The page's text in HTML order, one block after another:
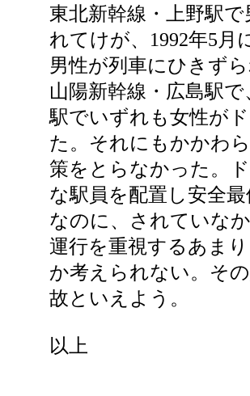
東北新幹線・上野駅
れてけが、1992年5月
男性が列車にひきず
山陽新幹線・広島駅
駅でいずれも女性が
た。それにもかかわ
策をとらなかった。
な駅員を配置し安全
なのに、されていな
運行を重視するあま
か考えられない。そ
故といえよう。
以上